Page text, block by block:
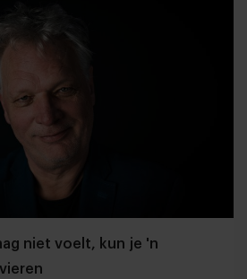
niet voelt, kun je 'n